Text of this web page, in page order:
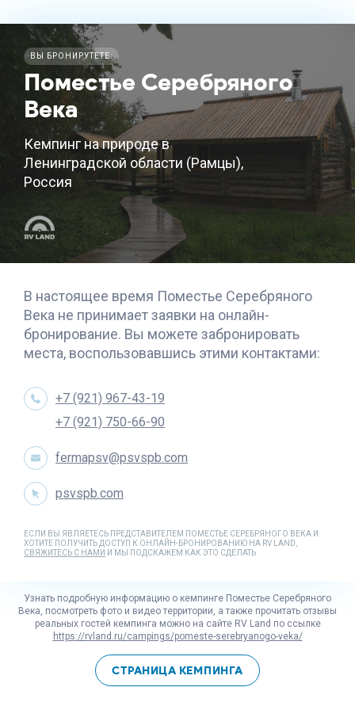
ВЫ БРОНИРУТЕТЕ:
Поместье Серебряного
Века
Кемпинг на природе в
Ленинградской области (Рамцы),
Россия
В настоящее время Поместье Серебряного
Века не принимает заявки на онлайн-
бронирование. Вы можете забронировать
места, воспользовавшись этими контактами:
+7 (921) 967-43-19
+7 (921) 750-66-90
fermapsv@psvspb.com
psvspb.com
ЕСЛИ ВЫ ЯВЛЯЕТЕСЬ ПРЕДСТАВИТЕЛЕМ ПОМЕСТЬЕ СЕРЕБРЯНОГО ВЕКА И
ХОТИТЕ ПОЛУЧИТЬ ДОСТУП К ОНЛАЙН-БРОНИРОВАНИЮ НА RV LAND,
СВЯЖИТЕСЬ С НАМИ И МЫ ПОДСКАЖЕМ КАК ЭТО СДЕЛАТЬ
Узнать подробную информацию о кемпинге Поместье Серебряного
Века, посмотреть фото и видео территории, а также прочитать отзывы
реальных гостей кемпинга можно на сайте RV Land по ссылке
https://rvland.ru/campings/pomeste-serebryanogo-veka/
СТРАНИЦА КЕМПИНГА